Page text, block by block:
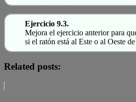
Ejercicio 9.3.
Mejora el ejercicio anterior para
si el ratón está al Este o al Oeste
Related posts: